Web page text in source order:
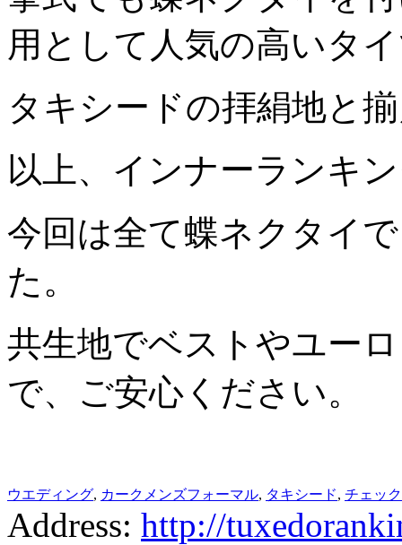
用として人気の高いタ
タキシードの拝絹地と
以上、インナーランキ
今回は全て蝶ネクタイ
た。
共生地でベストやユー
で、ご安心ください。
ウエディング, カークメンズフォーマル, タキシード, チェック
Address: http://